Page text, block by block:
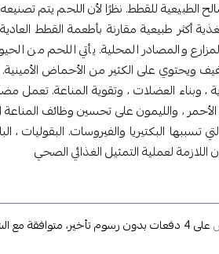
أكثر طبيعية مقارنة بأطعمة القطط
والمصادر المحلية. يأتي اللحم من
ويحتوي على الكثير من الأحماض
، وبناء العضلات ، وتقوية المناعة. تعمل
، والليمون على تحسين وظائف
البكتيريا والفيروسات. البقوليات ،
اللازمة لعملية التمثيل الغذائي الصحي
على4 دفعات بدون رسوم تأخير، متوافقة مع